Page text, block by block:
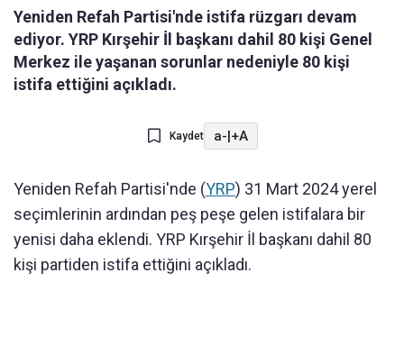
Yeniden Refah Partisi'nde istifa rüzgarı devam
ediyor. YRP Kırşehir İl başkanı dahil 80 kişi Genel
Merkez ile yaşanan sorunlar nedeniyle 80 kişi
istifa ettiğini açıkladı.
Kaydet a-|+A
Yeniden Refah Partisi'nde (YRP) 31 Mart 2024 yerel
seçimlerinin ardından peş peşe gelen istifalara bir
yenisi daha eklendi. YRP Kırşehir İl başkanı dahil 80
kişi partiden istifa ettiğini açıkladı.